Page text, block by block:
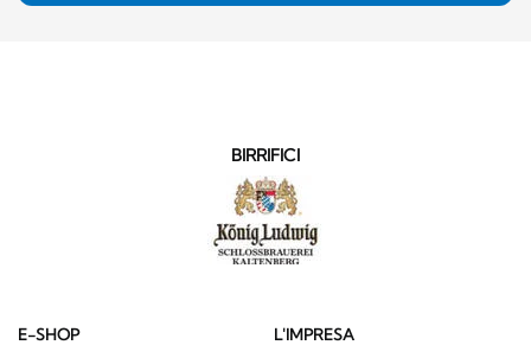
BIRRIFICI
E-SHOP L'IMPRESA